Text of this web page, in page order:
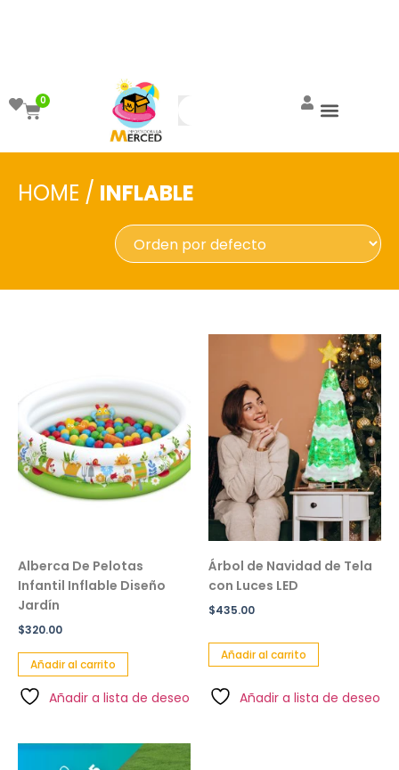
0
HOME / INFLABLE
Alberca De Pelotas
Infantil Inflable Diseño
Jardín
$320.00
Añadir al carrito
Añadir a lista de deseo
Árbol de Navidad de Tela
con Luces LED
$435.00
Añadir al carrito
Añadir a lista de deseo